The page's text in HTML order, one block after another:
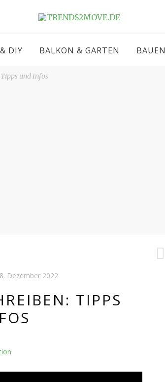
DIY BALKON & GARTEN BAUEN
und Infos
Dezember 2022
TIPPS